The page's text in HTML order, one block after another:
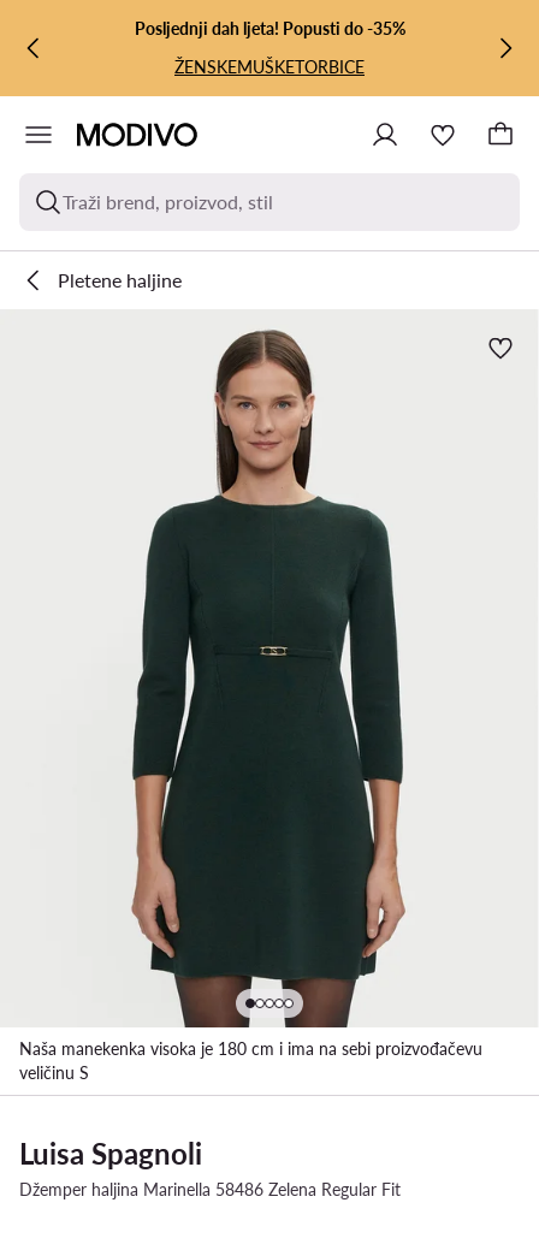
PRIJEĐI NA GLAVNI SADRŽAJ
PRIJEĐI NA PRETRAŽIVANJE
Posljednji dah ljeta! Popusti do -35%
ŽENSKEMUŠKETORBICE
Traži brend, proizvod, stil
Pletene haljine
Naša manekenka visoka je 180 cm i ima na sebi proizvođačevu
veličinu S
Luisa Spagnoli
Džemper haljina Marinella 58486 Zelena Regular Fit